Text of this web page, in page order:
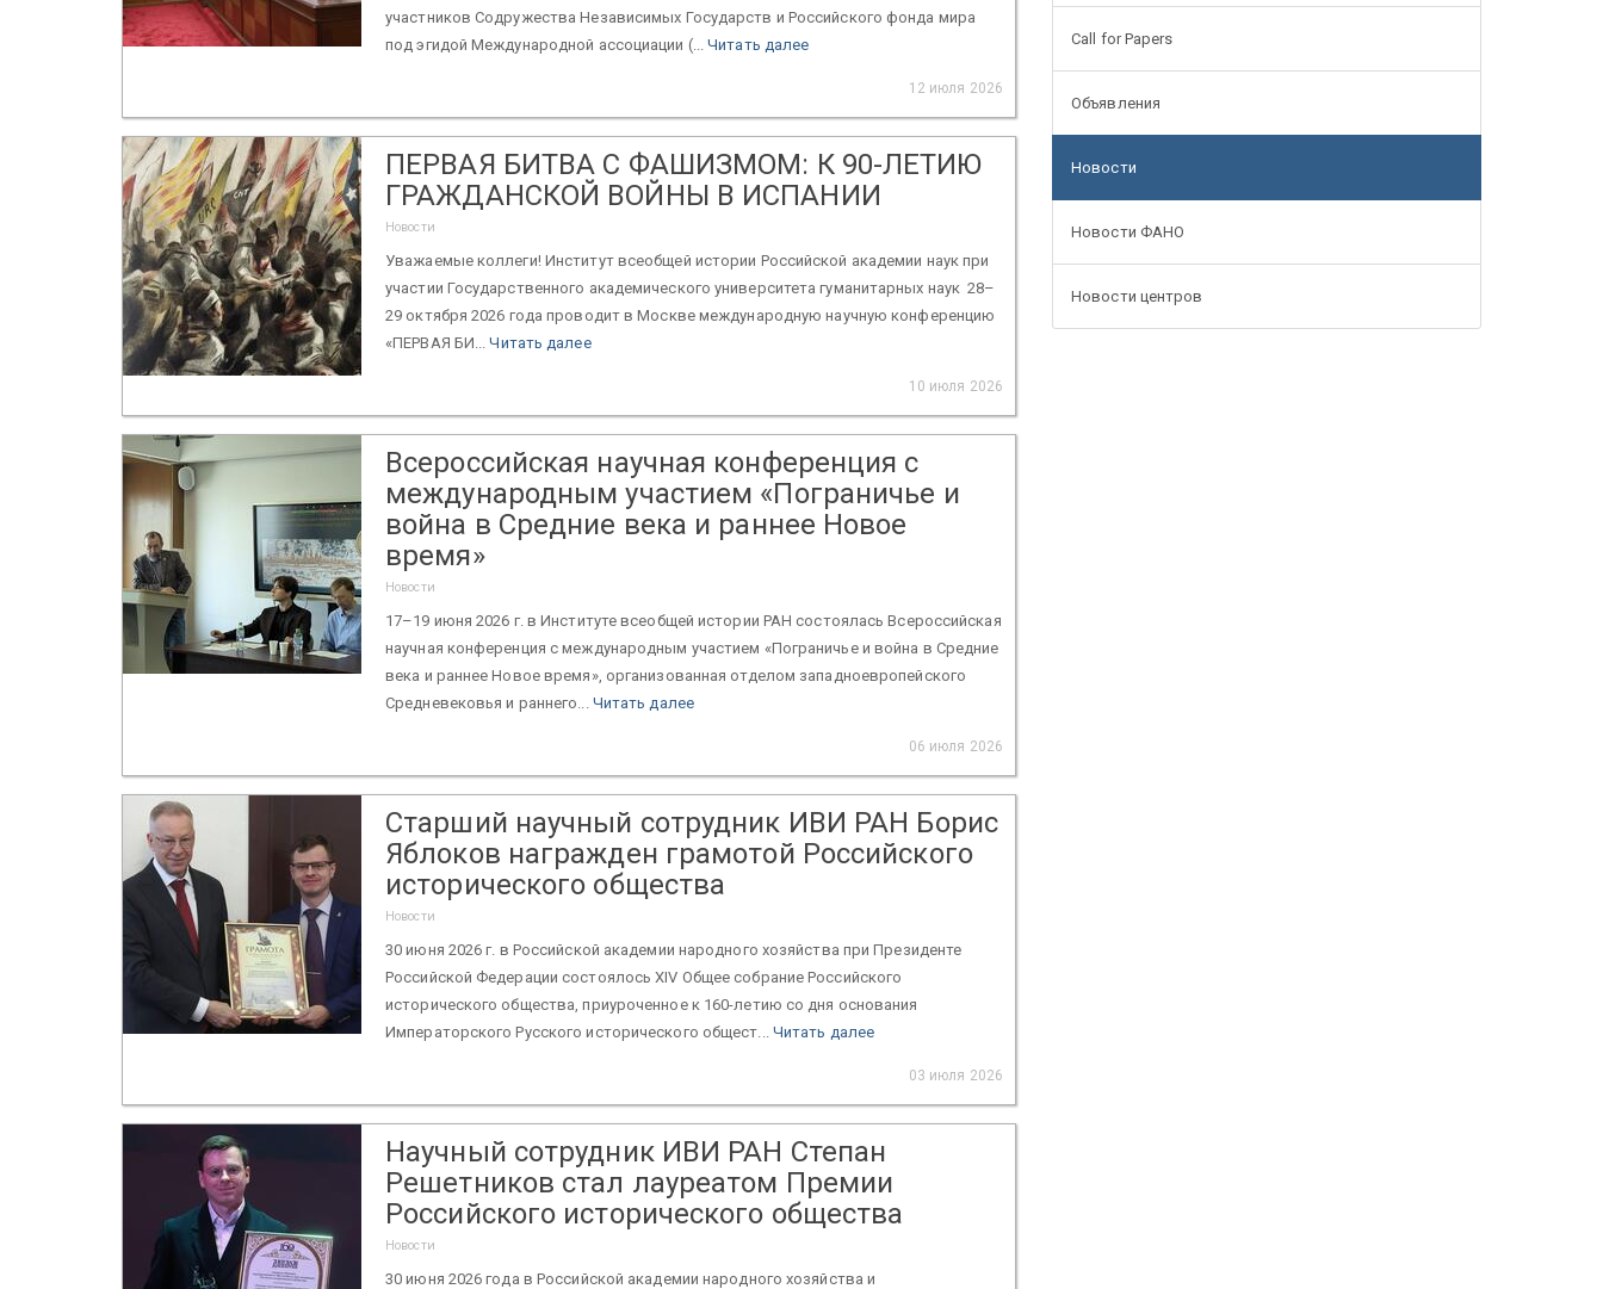
участников Содружества Независимых Государств и Российского фонда мира
под эгидой Международной ассоциации (...Читать далее
12 июля 2026
ПЕРВАЯ БИТВА С ФАШИЗМОМ: К 90-ЛЕТИЮ
ГРАЖДАНСКОЙ ВОЙНЫ В ИСПАНИИ
Новости
Уважаемые коллеги! Институт всеобщей истории Российской академии наук при
участии Государственного академического университета гуманитарных наук 28–
29 октября 2026 года проводит в Москве международную научную конференцию
«ПЕРВАЯ БИ...Читать далее
10 июля 2026
Всероссийская научная конференция с
международным участием «Пограничье и
война в Средние века и раннее Новое
время»
Новости
17–19 июня 2026 г. в Институте всеобщей истории РАН состоялась Всероссийская
научная конференция с международным участием «Пограничье и война в Средние
века и раннее Новое время», организованная отделом западноевропейского
Средневековья и раннего... Читать далее
06 июля 2026
Старший научный сотрудник ИВИ РАН Борис
Яблоков награжден грамотой Российского
исторического общества
Новости
30 июня 2026 г. в Российской академии народного хозяйства при Президенте
Российской Федерации состоялось XIV Общее собрание Российского
исторического общества, приуроченное к 160-летию со дня основания
Императорского Русского исторического общест... Читать далее
03 июля 2026
Научный сотрудник ИВИ РАН Степан
Решетников стал лауреатом Премии
Российского исторического общества
Новости
30 июня 2026 года в Российской академии народного хозяйства и
Call for Papers
Объявления
Новости
Новости ФАНО
Новости центров